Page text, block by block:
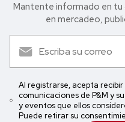
Mantente informado en tu
en mercadeo,
Al registrarse, acepta
comunicaciones de P&M y
y eventos que ellos
Puede retirar su